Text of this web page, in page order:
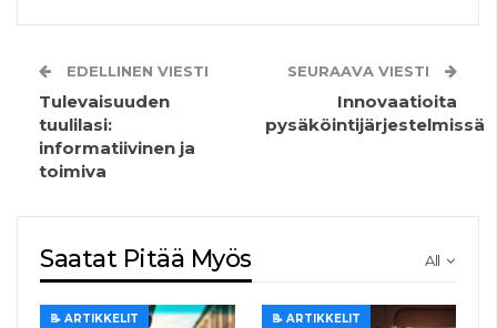
EDELLINEN VIESTI
Tulevaisuuden
tuulilasi:
informatiivinen ja
toimiva
SEURAAVA VIESTI
Innovaatioita
pysäköintijärjestelmissä
All
Saatat Pitää Myös
📝 ARTIKKELIT 📝 ARTIKKELIT